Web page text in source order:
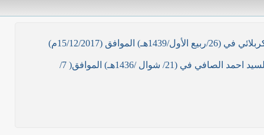
(15/12/2017م)
نص ما ورد بشأن الأوضاع الراهنة في العراق في خطبة الجمعة لممثل المرجعية الدينية العليا في كربلاء المقدسة فضيلة العلاّمة السيد احمد الصافي في (21/ شوال /1436هـ) الموافق( 7/